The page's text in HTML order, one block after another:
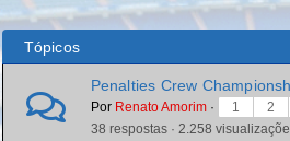
Tópicos
Penalties Crew
Por Renato Amorim· 1 2
38 respostas · 2.258